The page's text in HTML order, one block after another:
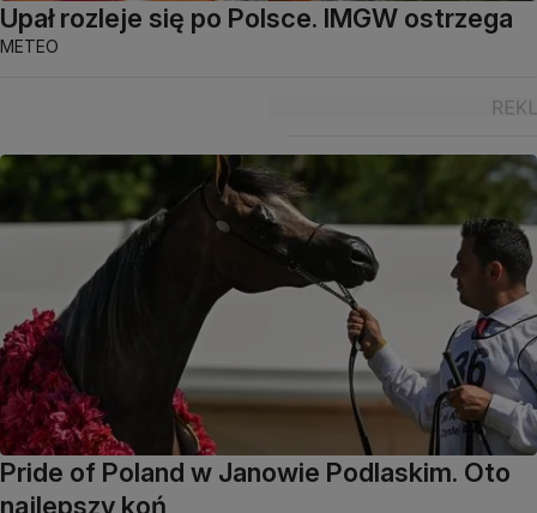
Upał rozleje się po Polsce. IMGW ostrzega
METEO
Pride of Poland w Janowie Podlaskim. Oto
najlepszy koń